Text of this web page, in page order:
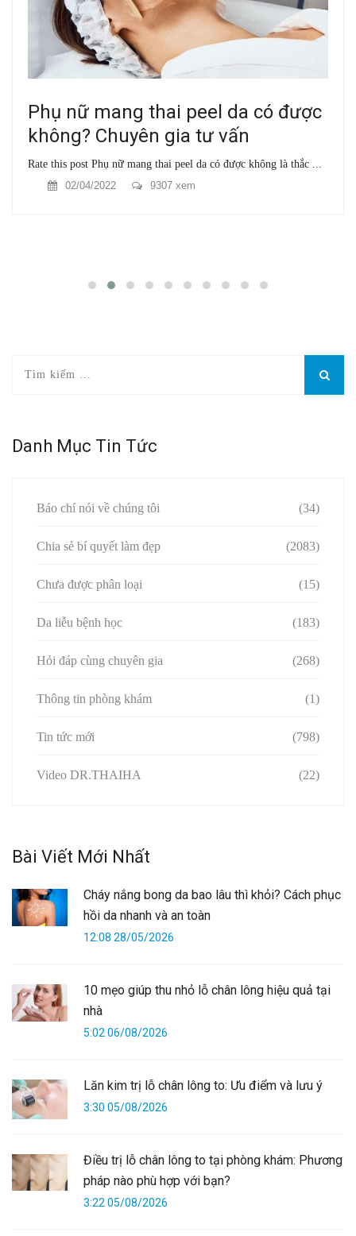
Phụ nữ mang thai peel da có được
không? Chuyên gia tư vấn
Rate this post Phụ nữ mang thai peel da có được không là thắc ...
02/04/2022
9307 xem
Danh Mục Tin Tức
Báo chí nói về chúng tôi (34)
Chia sẻ bí quyết làm đẹp (2083)
Chưa được phân loại (15)
Da liễu bệnh học (183)
Hỏi đáp cùng chuyên gia (268)
Thông tin phòng khám (1)
Tin tức mới (798)
Video DR.THAIHA (22)
Bài Viết Mới Nhất
Cháy nắng bong da bao lâu thì khỏi? Cách phục
hồi da nhanh và an toàn
12:08 28/05/2026
10 mẹo giúp thu nhỏ lỗ chân lông hiệu quả tại
nhà
5:02 06/08/2026
Lăn kim trị lỗ chân lông to: Ưu điểm và lưu ý
3:30 05/08/2026
Điều trị lỗ chân lông to tại phòng khám: Phương
pháp nào phù hợp với bạn?
3:22 05/08/2026